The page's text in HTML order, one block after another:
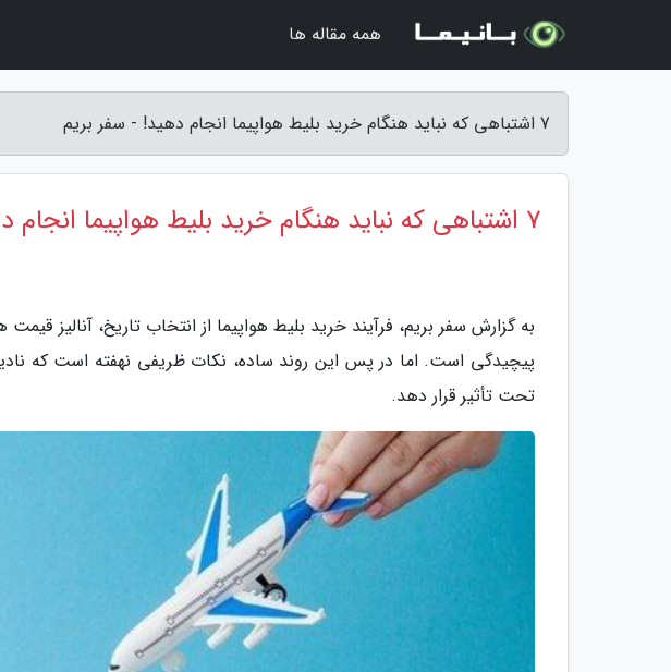
7 اشتباهی که نباید هنگام خرید بلیط هواپیما انجام دهید! - سفر بریم
7 اشتباهی که نباید هنگام خرید بلیط هواپیما انجام دهید!
به گزارش سفر بریم، فرآیند خرید بلیط هواپیما از انتخاب تاریخ، آنالیز
پیچیدگی است. اما در پس این روند ساده، نکات ظریفی نهفته است که
تحت تأثیر قرار دهد.
همه مقاله ها